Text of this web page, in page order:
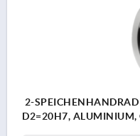
2-
D2=20H7, ALUMINIUM,